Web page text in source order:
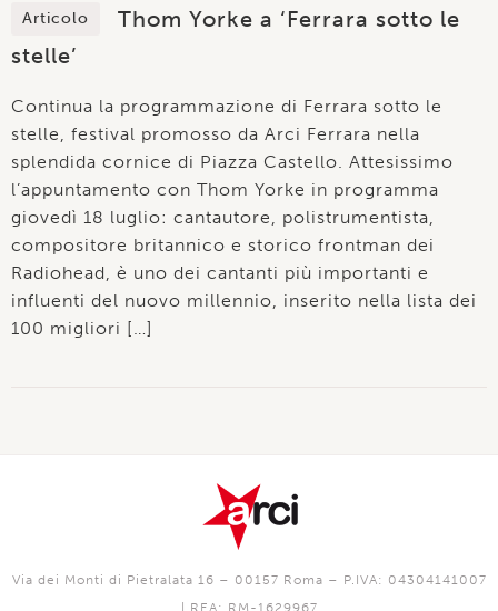
Articolo
Thom Yorke a ‘Ferrara sotto le
stelle’
Continua la programmazione di Ferrara sotto le
stelle, festival promosso da Arci Ferrara nella
splendida cornice di Piazza Castello. Attesissimo
l’appuntamento con Thom Yorke in programma
giovedì 18 luglio: cantautore, polistrumentista,
compositore britannico e storico frontman dei
Radiohead, è uno dei cantanti più importanti e
influenti del nuovo millennio, inserito nella lista dei
100 migliori […]
Via dei Monti di Pietralata 16 – 00157 Roma – P.IVA: 04304141007
| REA: RM-1629967